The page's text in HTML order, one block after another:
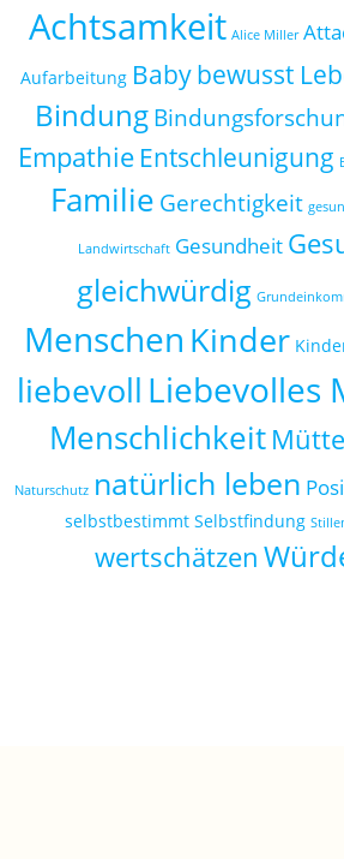
Achtsamkeit Alice Miller
Aufarbeitung Babybewusst
Bindung
Empathie Entschleunigung
Familie Gerechtigkeit
Landwirtschaft Gesundheit
gleichwürdig
Menschen Kinder
liebevoll Liebevolles
Menschlichkeit
Naturschutz natürlich leben
selbstbestimmt Selbstfindung
wertschätzen